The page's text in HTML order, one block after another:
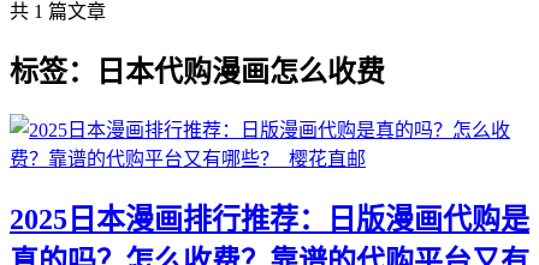
共 1 篇文章
标签：日本代购漫画怎么收费
2025日本漫画排行推荐：日版漫画代购是